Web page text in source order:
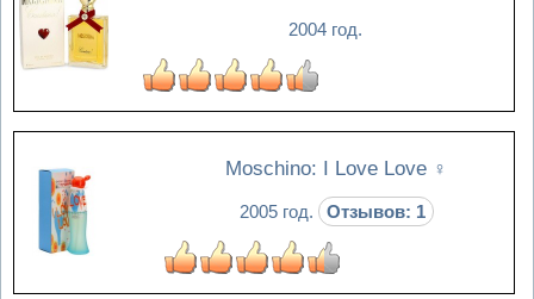
2004 год.
Moschino: I Love Love ♀
2005 год. Отзывов: 1